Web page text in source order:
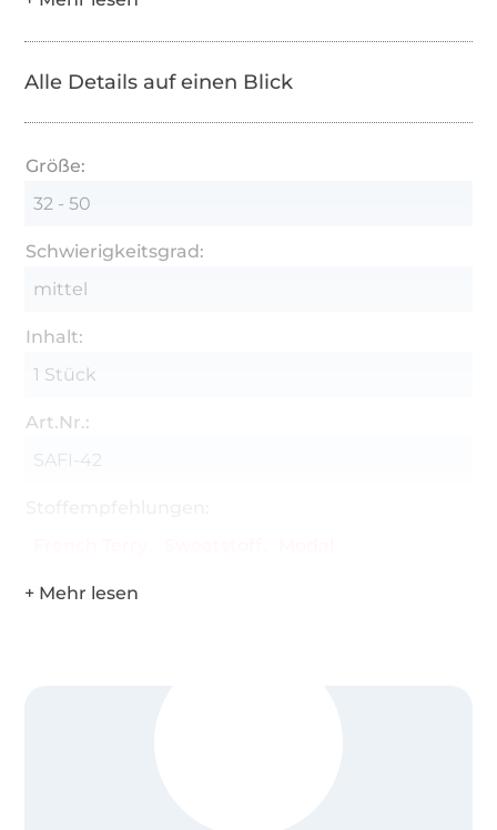
Alle Details auf einen Blick
Größe:
32 - 50
Schwierigkeitsgrad:
mittel
Inhalt:
1 Stück
Art.Nr.:
SAFI-42